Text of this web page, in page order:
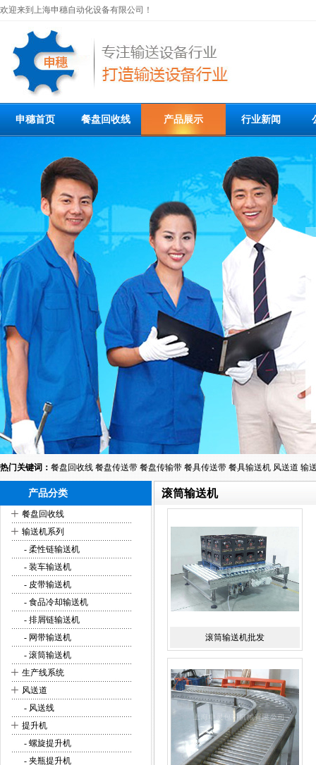
欢迎来到上海申穗自动化设备有限公司！
申穗首页 餐盘回收线 产品展示 行业新闻
热门关键词： 餐盘回收线 餐盘传送带 餐盘传输带 餐具传送带 餐具输送机 风送道 输
产品分类
+ 餐盘回收线
+ 输送机系列
- 柔性链输送机
- 装车输送机
- 皮带输送机
- 食品冷却输送机
- 排屑链输送机
- 网带输送机
- 滚筒输送机
+ 生产线系统
+ 风送道
- 风送线
+ 提升机
- 螺旋提升机
- 夹瓶提升机
滚筒输送机
滚筒输送机批发